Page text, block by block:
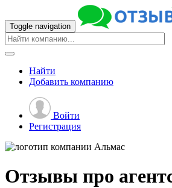
Toggle navigation
Найти
Добавить компанию
Войти
Регистрация
Отзывы про